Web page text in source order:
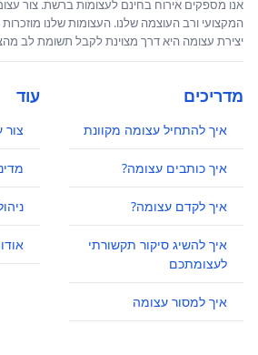
אנו מספקים אירוח בחינם לעצומות ברשת. צור
המקצועי ורב העוצמה שלנו. העצומות שלנו
יצירת עצומה היא דרך מצוינת לקבל תשומת לב
מדריכים
איך להתחיל עצומה מקוונת
איך כותבים עצומה?
איך לקדם עצומה?
איך להשיג סיקור תקשורתי
לעצומתכם
איך למסור עצומה
עוד
צור